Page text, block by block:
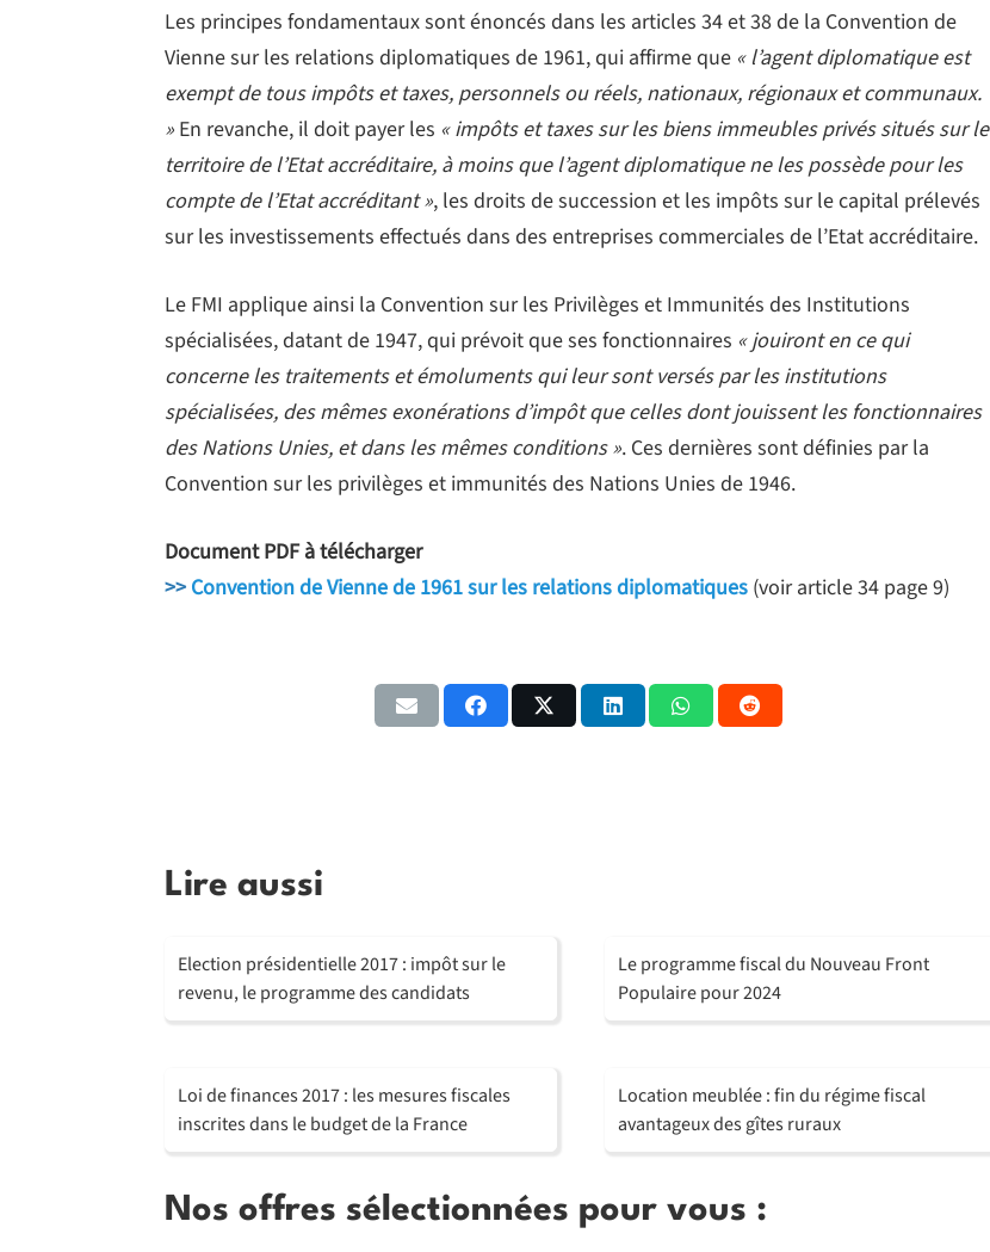
Les principes fondamentaux sont énoncés dans les articles 34 et 38 de la Convention de
Vienne sur les relations diplomatiques de 1961, qui affirme que « l’agent diplomatique est
exempt de tous impôts et taxes, personnels ou réels, nationaux, régionaux et communaux.
» En revanche, il doit payer les « impôts et taxes sur les biens immeubles privés situés sur le
territoire de l’Etat accréditaire, à moins que l’agent diplomatique ne les possède pour les
compte de l’Etat accréditant », les droits de succession et les impôts sur le capital prélevés
sur les investissements effectués dans des entreprises commerciales de l’Etat accréditaire.
Le FMI applique ainsi la Convention sur les Privilèges et Immunités des Institutions
spécialisées, datant de 1947, qui prévoit que ses fonctionnaires « jouiront en ce qui
concerne les traitements et émoluments qui leur sont versés par les institutions
spécialisées, des mêmes exonérations d’impôt que celles dont jouissent les fonctionnaires
des Nations Unies, et dans les mêmes conditions ». Ces dernières sont définies par la
Convention sur les privilèges et immunités des Nations Unies de 1946.
Document PDF à télécharger
>> Convention de Vienne de 1961 sur les relations diplomatiques (voir article 34 page 9)
Lire aussi
Election présidentielle 2017 : impôt sur le
revenu, le programme des candidats
Le programme fiscal du Nouveau Front
Populaire pour 2024
Loi de finances 2017 : les mesures fiscales
inscrites dans le budget de la France
Location meublée : fin du régime fiscal
avantageux des gîtes ruraux
Nos offres sélectionnées pour vous :